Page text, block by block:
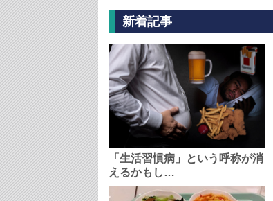
新着記事
「生活習慣病」という呼称が消
えるかもし…